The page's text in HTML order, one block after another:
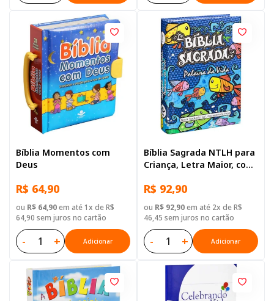
Bíblia Momentos com
Deus
R$ 64,90
ou R$ 64,90em até 1x de R$
64,90 sem juros no cartão
- + Adicionar
Bíblia Sagrada NTLH para
Criança, Letra Maior, com
Ilustrada: Cinza
R$ 92,90
ou R$ 92,90em até 2x de R$
46,45 sem juros no cartão
- + Adicionar